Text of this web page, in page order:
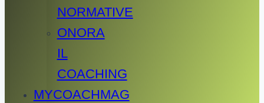
NORMATIVE
ONORA
IL
COACHING
MYCOACHMAG